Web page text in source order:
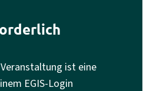
ist eine
EGIS-Login